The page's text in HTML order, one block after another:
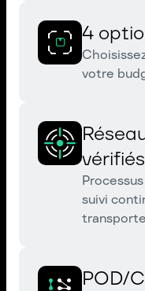
4
votre
vérifiés
suivi
POD/